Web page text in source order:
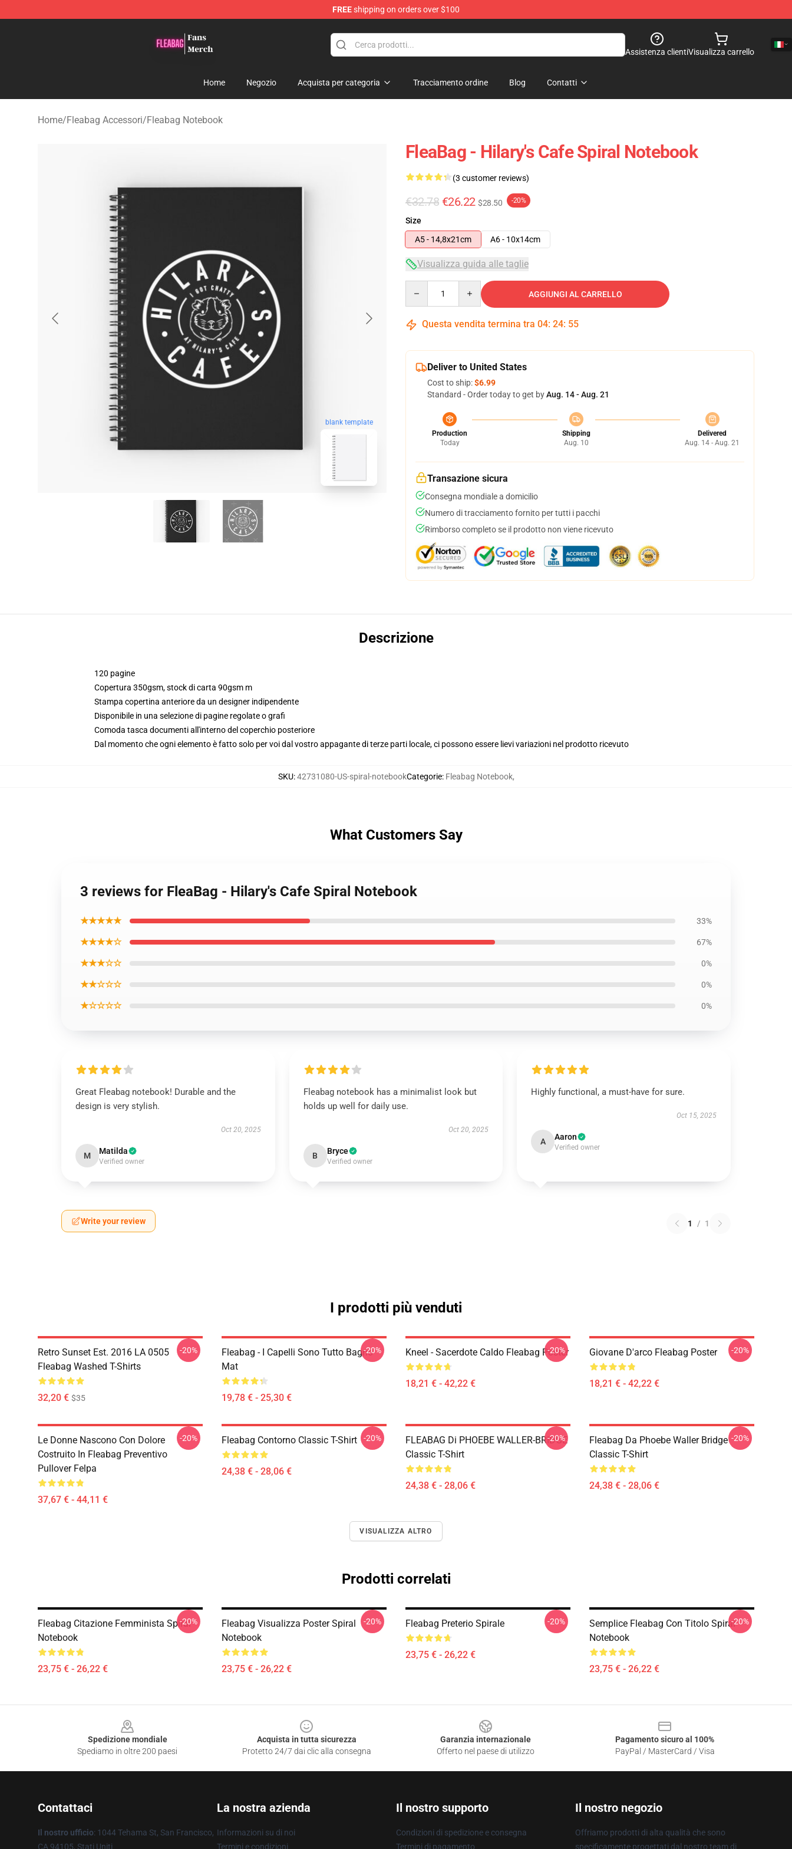
FREEshipping on orders over $100
Assistenza clientiVisualizza carrello
Home Negozio Acquista per categoria Tracciamento ordine Blog Contatti
Home/Fleabag Accessori/Fleabag Notebook
blank template
FleaBag - Hilary's Cafe Spiral Notebook
(3 customer reviews)
€32.78 €26.22 $28.50 -20%
Size
A5 - 14,8x21cm
A6 - 10x14cm
Visualizza guida alle taglie
AGGIUNGI AL CARRELLO
Questa vendita termina tra 04: 24: 54
Deliver to United States
Cost to ship:$6.99
Standard - Order today to get byAug. 14 - Aug. 21
Production
Today
Shipping
Aug. 10
Delivered
Aug. 14 - Aug. 21
Transazione sicura
Consegna mondiale a domicilio
Numero di tracciamento fornito per tutti i pacchi
Rimborso completo se il prodotto non viene ricevuto
Descrizione
120 pagine
Copertura 350gsm, stock di carta 90gsm m
Stampa copertina anteriore da un designer indipendente
Disponibile in una selezione di pagine regolate o grafi
Comoda tasca documenti all'interno del coperchio posteriore
Dal momento che ogni elemento è fatto solo per voi dal vostro appagante di terze parti locale, ci possono essere lievi variazioni nel prodotto ricevuto
SKU:42731080-US-spiral-notebookCategorie: Fleabag Notebook,
What Customers Say
3 reviews for FleaBag - Hilary's Cafe Spiral Notebook
★★★★★ 33%
★★★★☆ 67%
★★★☆☆ 0%
★★☆☆☆ 0%
★☆☆☆☆ 0%
Great Fleabag notebook! Durable and the
design is very stylish.
Oct 20, 2025
M Matilda
Verified owner
Fleabag notebook has a minimalist look but
holds up well for daily use.
Oct 20, 2025
B Bryce
Verified owner
Highly functional, a must-have for sure.
Oct 15, 2025
A Aaron
Verified owner
Write your review 1 / 1
I prodotti più venduti
Retro Sunset Est. 2016 LA 0505
Fleabag Washed T-Shirts
32,20 € $35
-20%
Fleabag - I Capelli Sono Tutto Bagno
Mat
19,78 € - 25,30 €
-20% Kneel - Sacerdote Caldo Fleabag Poster
18,21 € - 42,22 €
-20% Giovane D'arco Fleabag Poster
18,21 € - 42,22 €
-20%
Le Donne Nascono Con Dolore
Costruito In Fleabag Preventivo
Pullover Felpa
37,67 € - 44,11 €
-20% Fleabag Contorno Classic T-Shirt
24,38 € - 28,06 €
-20%
FLEABAG Di PHOEBE WALLER-BRIDGE
Classic T-Shirt
24,38 € - 28,06 €
-20%
Fleabag Da Phoebe Waller Bridge
Classic T-Shirt
24,38 € - 28,06 €
-20%
VISUALIZZA ALTRO
Prodotti correlati
Fleabag Citazione Femminista Spiral
Notebook
23,75 € - 26,22 €
-20%
Fleabag Visualizza Poster Spiral
Notebook
23,75 € - 26,22 €
-20% Fleabag Preterio Spirale
23,75 € - 26,22 €
-20%
Semplice Fleabag Con Titolo Spiral
Notebook
23,75 € - 26,22 €
-20%
Spedizione mondiale
Spediamo in oltre 200 paesi
Acquista in tutta sicurezza
Protetto 24/7 dai clic alla consegna
Garanzia internazionale
Offerto nel paese di utilizzo
Pagamento sicuro al 100%
PayPal / MasterCard / Visa
Contattaci
Il nostro ufficio: 1044 Tehama St, San Francisco,
CA 94105, Stati Uniti
La nostra azienda
Informazioni su di noi
Termini e condizioni
Il nostro supporto
Condizioni di spedizione e consegna
Termini di pagamento
Il nostro negozio
Offriamo prodotti di alta qualità che sono
specificamente progettati dal nostro team di